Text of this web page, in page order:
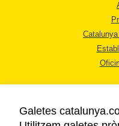
Galetes